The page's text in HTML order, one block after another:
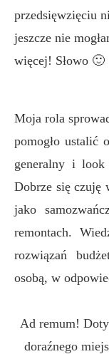
przedsięwzięciu
jeszcze nie
więcej! Słowo 🙂
Moja rola
pomogło ustalić
generalny i look
Dobrze się czuję
jako
remontach.
rozwiązań
osobą, w
Ad remum!
doraźnego